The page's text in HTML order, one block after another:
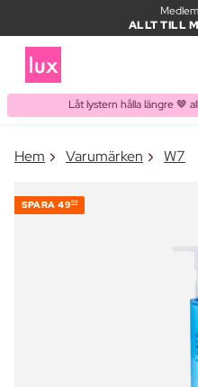
ALLT TILL
Låt lystern hålla längre 🤎
PRODUKT I
Hem Varumärken W7
SPARA 4900